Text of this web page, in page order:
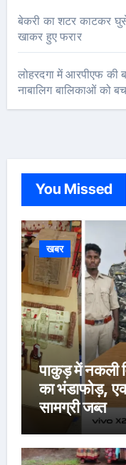
बेकरी का शटर काटकर
खाकर हुए फरार
लोहरदगा में आरपीएफ की
नाबालिग बालिकाओं को
You Missed
खबर
पाकुड़ में नकली
का भंडाफोड़, एक
सामग्री जब्त